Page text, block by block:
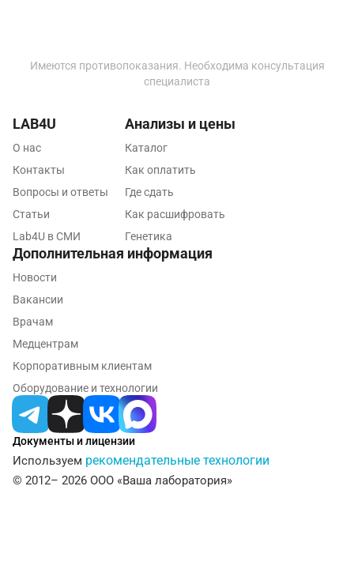
Иваново
Ижевск
Йошкар-Ола
Калуга
Коломна
Кострома
Котельники
Красногорск
Имеются противопоказания. Необходима консультация
специалиста
Документы и лицензии
Используем рекомендательные технологии
© 2012– 2026 ООО «Ваша лаборатория»
LAB4U
О нас
Контакты
Вопросы и ответы
Статьи
Lab4U в СМИ
Анализы и цены
Каталог
Как оплатить
Где сдать
Как расшифровать
Генетика
Дополнительная информация
Новости
Вакансии
Врачам
Медцентрам
Корпоративным клиентам
Оборудование и технологии